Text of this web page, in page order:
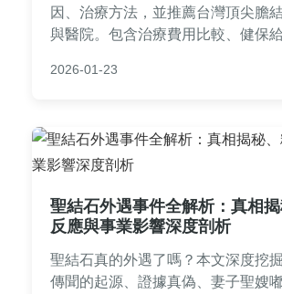
因、治療方法，並推薦台灣頂尖膽
與醫院。包含治療費用比較、健保
佳決策。無論是尋求權威意見或了解
2026-01-23
聖結石外遇事件全解析：真相
反應與事業影響深度剖析
聖結石真的外遇了嗎？本文深度挖
傳聞的起源、證據真偽、妻子聖嫂